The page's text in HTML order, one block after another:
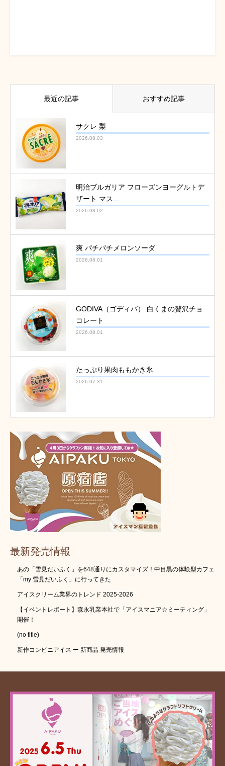
最近の記事 おすすめ記事
サクレ 梨
2026.08.03
明治ブルガリア フローズンヨーグルトデ
ザート マス...
2026.08.02
爽 パチパチメロンソーダ
2026.08.01
GODIVA（ゴディバ） 白くまの贅沢チョ
コレート
2026.08.01
たっぷり果肉ももかき氷
2026.07.31
最新発売情報
あの「雪見だいふく」を648通りにカスタマイズ！中目黒の体験型カフェ
「my 雪見だいふく」に行ってきた
アイスクリーム業界のトレンド 2025-2026
【イベントレポート】森永乳業本社で「アイスマニア☆ミーティング」
開催！
(no title)
新作コンビニアイス ー 新商品 発売情報